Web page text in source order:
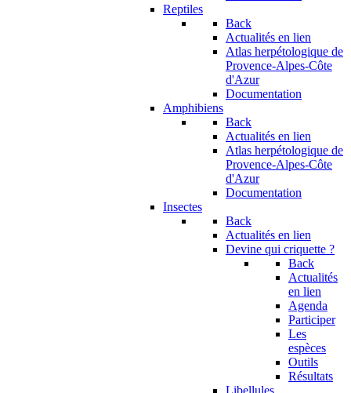
Reptiles
Back
Actualités en lien
Atlas herpétologique de
Provence-Alpes-Côte
d'Azur
Documentation
Amphibiens
Back
Actualités en lien
Atlas herpétologique de
Provence-Alpes-Côte
d'Azur
Documentation
Insectes
Back
Actualités en lien
Devine qui criquette ?
Back
Actualités
en lien
Agenda
Participer
Les
espèces
Outils
Résultats